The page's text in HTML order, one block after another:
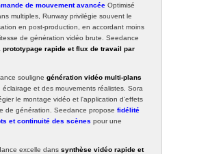
de mouvement avancée Optimisé
multiples, Runway privilégie souvent le
en post-production, en accordant moins
de génération vidéo brute. Seedance
prototypage rapide et flux de travail par
soulignegénération vidéo multi-plans
éclairage et des mouvements réalistes. Sora
le montage vidéo et l'application d'effets
de génération. Seedance proposefidélité
et continuité des scènes pour une
excelle danssynthèse vidéo rapide et